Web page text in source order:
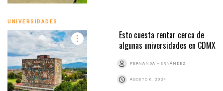
UNIVERSIDADES
Esto cuesta rentar cerca de
algunas universidades en CDMX
FERNANDA HERNÁNDEZ
AGOSTO 6, 2024